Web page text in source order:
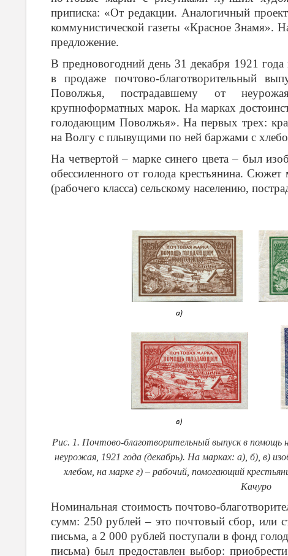
приписка: «От редакции. Аналогичный
коммунистической газеты «Красное Знамя».
предложение.
В предновогодний день 31 декабря 1921
в продаже почтово-благотворительный
Поволжья, пострадавшему от
крупноформатных марок. На марках
голодающим Поволжья». На первых трех:
на Волгу с плывущими по ней баржами с
На четвертой – марке синего цвета – был
обессиленного от голода крестьянина.
(рабочего класса) сельскому населению,
Рис. 1. Почтово-благотворительный выпуск в
неурожая, 1921 года (декабрь). На марках: а), б), в)
хлебом, на марке г) – рабочий, помогающий
Качуро
Номинальная стоимость почтово-
сумм: 250 рублей – это почтовый сбор, или
письма, а 2 000 рублей поступали в фонд
письма) был предоставлен выбор: